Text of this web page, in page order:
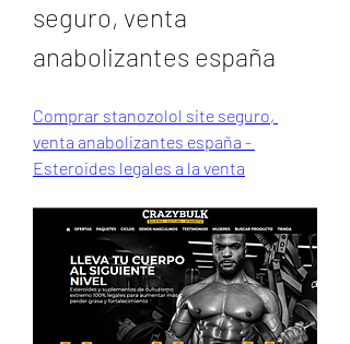
seguro, venta
anabolizantes españa
Comprar stanozolol site seguro,
venta anabolizantes españa -
Esteroides legales a la venta